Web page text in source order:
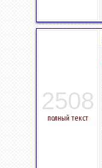
2508
полный текст